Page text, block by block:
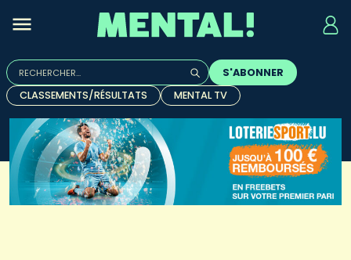
Rechercher :
Quand les résultats de l'auto-complétion sont
S'ABONNER
CLASSEMENTS/RÉSULTATS
MENTAL TV